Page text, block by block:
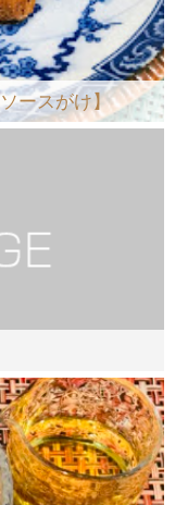
ースがけ】